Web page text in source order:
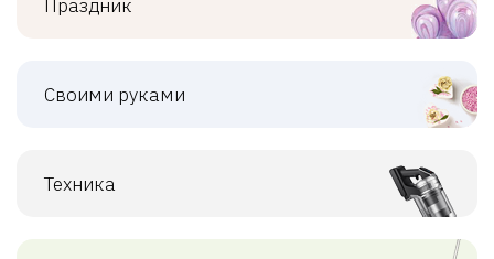
Праздник
Своими руками
Техника